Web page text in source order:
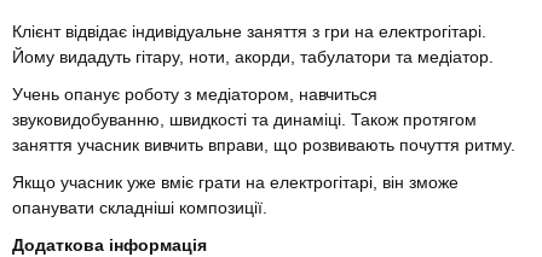
Клієнт відвідає індивідуальне заняття з гри на електрогітарі.
Йому видадуть гітару, ноти, акорди, табулатори та медіатор.
Учень опанує роботу з медіатором, навчиться
звуковидобуванню, швидкості та динаміці. Також протягом
заняття учасник вивчить вправи, що розвивають почуття ритму.
Якщо учасник уже вміє грати на електрогітарі, він зможе
опанувати складніші композиції.
Додаткова інформація